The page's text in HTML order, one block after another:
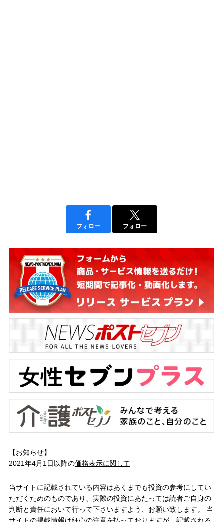
フォロー フォロー
【お知らせ】
2021年4月1日以降の価格表示に関して
当サイトに記載されている内容はあくまでも投資の参考にしてい
ただくためのものであり、実際の投資にあたっては読者ご自身の
判断と責任において行って下さいますよう、お願い致します。 当
サイトの掲載情報は細心の注意を払っておりますが、記載される